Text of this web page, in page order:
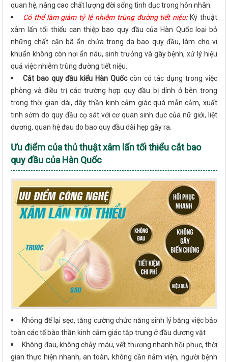
quan hệ, nâng cao chất lượng đời sống tình dục trong hôn nhân.
Có thể làm giảm tỷ lệ nhiễm trùng đường tiết niệu:Kỹ thuật
xâm lấn tối thiểu can thiệp bao quy đầu của Hàn Quốc loại bỏ
những chất cặn bã ẩn chứa trong da bao quy đầu, làm cho vi
khuẩn không còn nơi ẩn náu, sinh trưởng và gây bệnh, xử lý hiệu
quả việc nhiễm trùng đường tiết niệu.
Cắt bao quy đầu kiểu Hàn Quốccòn có tác dụng trong việc
phòng và điều trị các trường hợp quy đầu bị dính ở bên trong
trong thời gian dài, dây thần kinh cảm giác quá mẫn cảm, xuất
tinh sớm do quy đầu cọ sát với cơ quan sinh dục của nữ giới, liệt
dương, quan hệ đau do bao quy đầu dài hẹp gây ra.
Ưu điểm của thủ thuật xâm lấn tối thiểu cắt bao
quy đầu của Hàn Quốc
Không để lại sẹo, tăng cường chức năng sinh lý bằng việc bảo
toàn các tế bào thần kinh cảm giác tập trung ở đầu dương vật
Không đau, không chảy máu, vết thương nhanh hồi phục, thời
gian thực hiện nhanh, an toàn, không cần nằm viện, người bệnh